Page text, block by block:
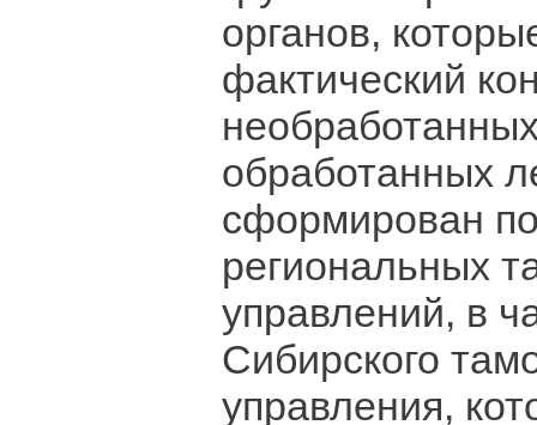
органов,
фактический
обработанных
сформирован
региональных
управлений, в
Сибирского
управления,